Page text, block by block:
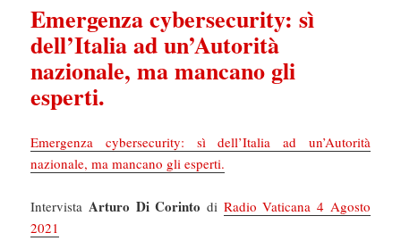
Emergenza cybersecurity: sì
dell’Italia ad un’Autorità
nazionale, ma mancano gli
esperti.
Emergenza cybersecurity: sì dell’Italia ad un’Autorità
nazionale, ma mancano gli esperti.
Intervista Arturo Di Corinto di Radio Vaticana 4 Agosto
2021